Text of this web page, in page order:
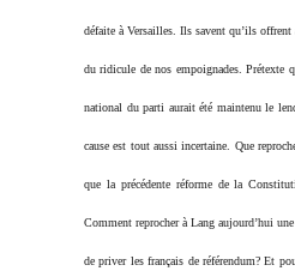
défaite à Versailles. Ils savent qu’ils
du ridicule de nos empoignades. Prétexte
national du parti aurait été maintenu le
cause est tout aussi incertaine. Que
que la précédente réforme de la
Comment reprocher à Lang aujourd’hui
de priver les français de référendum? Et